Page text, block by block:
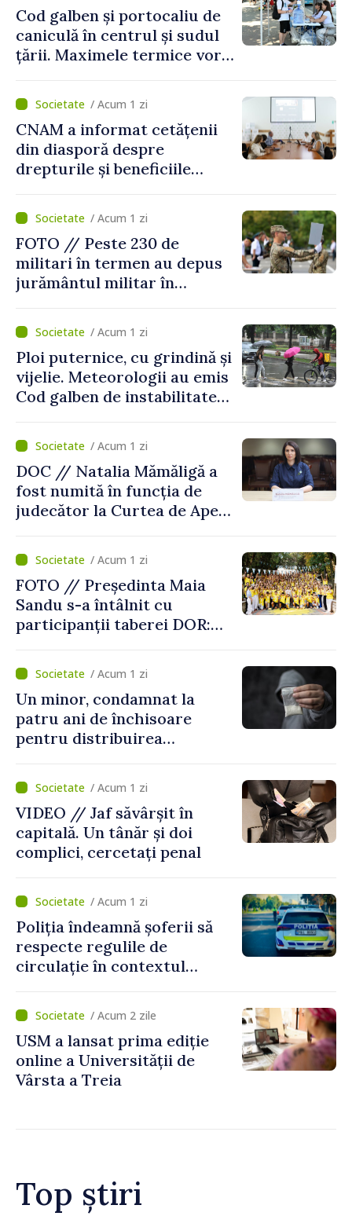
Cod galben și portocaliu de
caniculă în centrul și sudul
țării. Maximele termice vor
/ Acum 1 zi
CNAM a informat cetățenii
din diasporă despre
drepturile și beneficiile
/ Acum 1 zi
FOTO // Peste 230 de
militari în termen au depus
jurământul militar în
/ Acum 1 zi
Ploi puternice, cu grindină și
vijelie. Meteorologii au emis
Cod galben de instabilitate
/ Acum 1 zi
DOC // Natalia Mămăligă a
fost numită în funcția de
judecător la Curtea de Apel
/ Acum 1 zi
FOTO // Președinta Maia
Sandu s-a întâlnit cu
participanții taberei DOR:
noastră rămâne puternică”
/ Acum 1 zi
Un minor, condamnat la
patru ani de închisoare
pentru distribuirea
/ Acum 1 zi
VIDEO // Jaf săvârșit în
capitală. Un tânăr și doi
complici, cercetați penal
/ Acum 1 zi
Poliția îndeamnă șoferii să
respecte regulile de
circulație în contextul
perioada concediilor
/ Acum 2 zile
USM a lansat prima ediție
online a Universității de
Vârsta a Treia
Top știri